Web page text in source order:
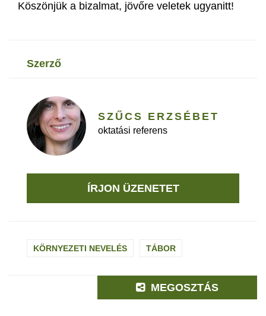
Köszönjük a bizalmat, jövőre veletek ugyanitt!
szerző
SZŰCS ERZSÉBET
oktatási referens
ÍRJON ÜZENETET
KÖRNYEZETI NEVELÉS TÁBOR
MEGOSZTÁS